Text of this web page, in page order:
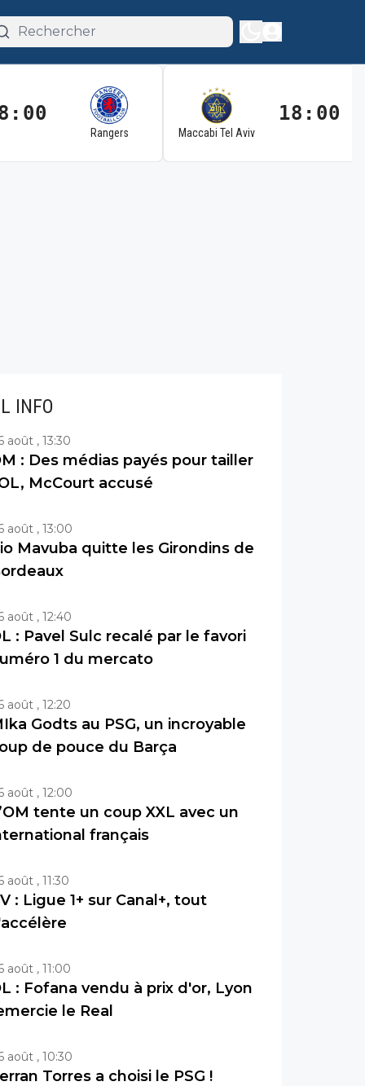
Rangers Maccabi Tel Aviv
18:00
INFO
août , 13:30
: Des médias payés pour tailler
McCourt accusé
août , 13:00
Mavuba quitte les Girondins de
août , 12:40
: Pavel Sulc recalé par le favori
1 du mercato
août , 12:20
Godts au PSG, un incroyable
de pouce du Barça
août , 12:00
tente un coup XXL avec un
français
août , 11:30
: Ligue 1+ sur Canal+, tout
août , 11:00
: Fofana vendu à prix d'or, Lyon
le Real
août , 10:30
Torres a choisi le PSG !